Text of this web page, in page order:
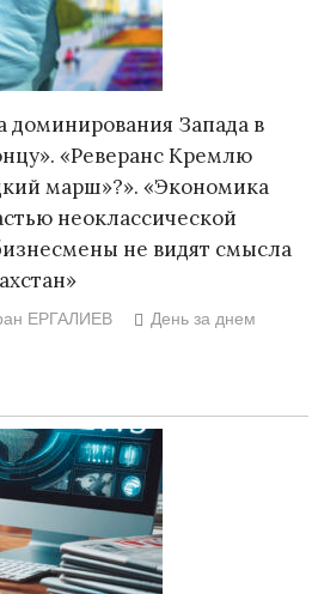
доминирования Запада в
«Реверанс Кремлю
марш»?». «Экономика
неоклассической
не видят смысла
ЕРГАЛИЕВ
День за днем